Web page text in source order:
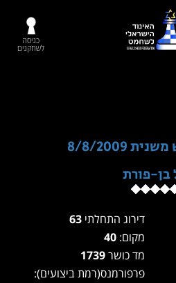
כניסה
לשחקנים
8/8/2009
בן-פורת
דירוג התחלתי
מקום:
מד כושר
פרפורמנס(רמת ביצועים):